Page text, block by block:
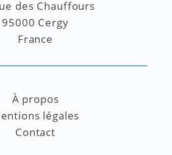
des Chauffours
95000 Cergy
France
À propos
légales
Contact